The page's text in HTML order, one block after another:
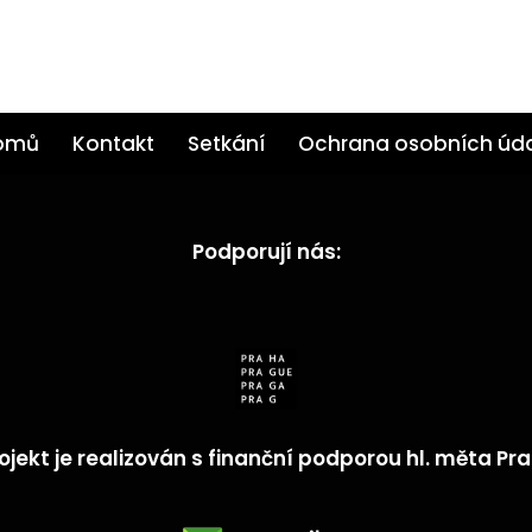
Kontakt Setkání Ochrana osobních
Podporují nás:
je realizován s finanční podporou hl. měta